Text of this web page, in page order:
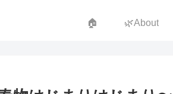
🏠 🌿About